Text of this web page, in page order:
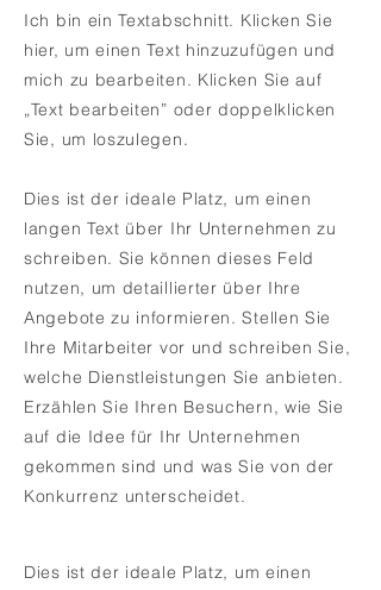
Ich bin ein Textabschnitt. Klicken Sie
hier, um einen Text hinzuzufügen und
mich zu bearbeiten. Klicken Sie auf
„Text bearbeiten” oder doppelklicken
Sie, um loszulegen.
Dies ist der ideale Platz, um einen
langen Text über Ihr Unternehmen zu
schreiben. Sie können dieses Feld
nutzen, um detaillierter über Ihre
Angebote zu informieren. Stellen Sie
Ihre Mitarbeiter vor und schreiben Sie,
welche Dienstleistungen Sie anbieten.
Erzählen Sie Ihren Besuchern, wie Sie
auf die Idee für Ihr Unternehmen
gekommen sind und was Sie von der
Konkurrenz unterscheidet.
Dies ist der ideale Platz, um einen